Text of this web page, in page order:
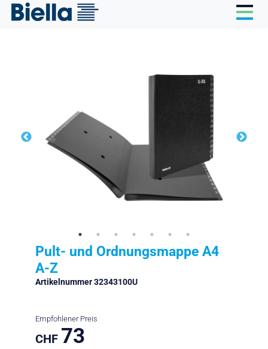
Pult- und Ordnungsmappe A4
A-Z
Artikelnummer 32343100U
Empfohlener Preis
CHF 73
Cookie-Einstellungen